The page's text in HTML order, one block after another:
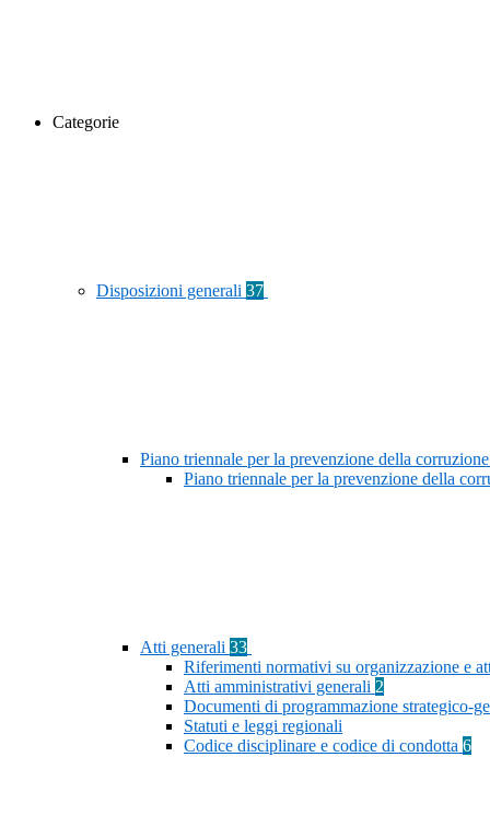
Categorie
Disposizioni generali 37
Piano triennale per la prevenzione della
Piano triennale per la prevenzione della
Atti generali 33
Riferimenti normativi su organizzazione e
Atti amministrativi generali 2
Documenti di programmazione strategico-
Statuti e leggi regionali
Codice disciplinare e codice di condotta 6